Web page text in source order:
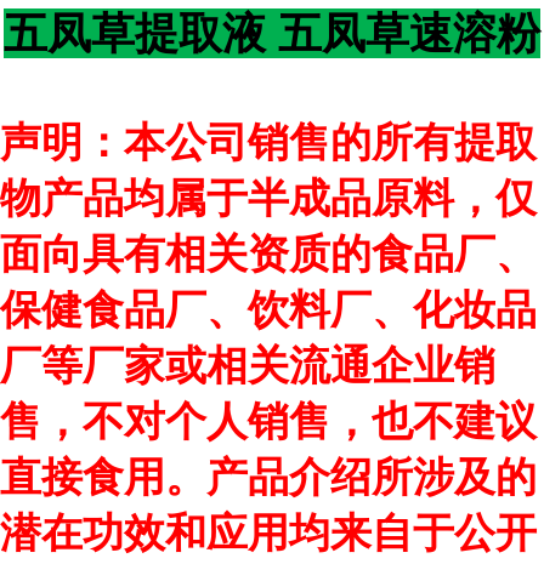
五凤草提取液 五凤草速溶粉
声明：本公司销售的所有提取
物产品均属于半成品原料，仅
面向具有相关资质的食品厂、
保健食品厂、饮料厂、化妆品
厂等厂家或相关流通企业销
售，不对个人销售，也不建议
直接食用。产品介绍所涉及的
潜在功效和应用均来自于公开